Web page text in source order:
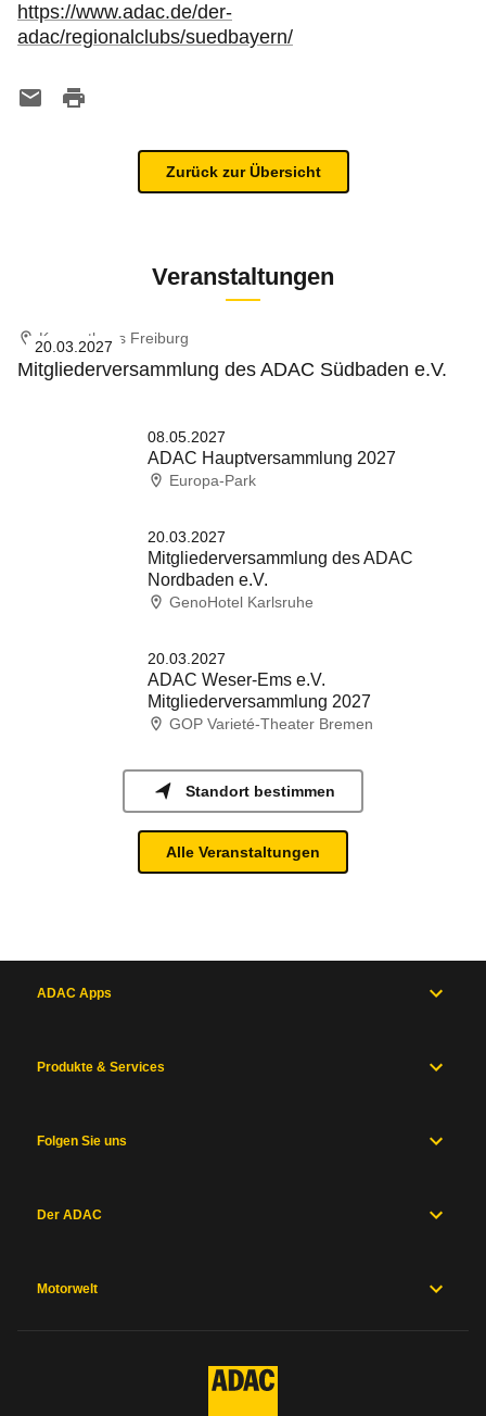
https://www.adac.de/der-
adac/regionalclubs/suedbayern/
Zurück zur Übersicht
Veranstaltungen
20.03.2027
Konzerthaus Freiburg
Mitgliederversammlung des ADAC Südbaden e.V.
08.05.2027
Europa-Park
ADAC Hauptversammlung 2027
20.03.2027
GenoHotel Karlsruhe
Mitgliederversammlung des ADAC
Nordbaden e.V.
20.03.2027
GOP Varieté-Theater Bremen
ADAC Weser-Ems e.V.
Mitgliederversammlung 2027
Standort bestimmen
Alle Veranstaltungen
ADAC Apps
Produkte & Services
Folgen Sie uns
Der ADAC
Motorwelt